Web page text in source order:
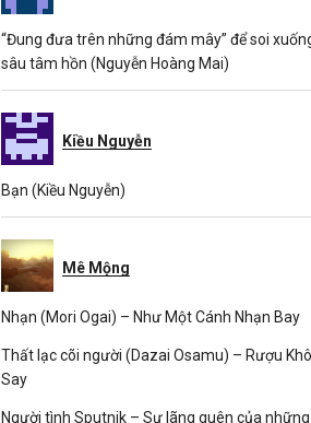
“Đung đưa trên những đám mây” để soi
sâu tâm hồn (Nguyễn Hoàng Mai)
Kiều Nguyễn
Bạn (Kiều Nguyễn)
Mê Mộng
Nhạn (Mori Ogai) – Như Một Cánh Nhạn Bay
Thất lạc cõi người (Dazai Osamu) – Rượu
Say
Người tình Sputnik – Sự lãng quên của những